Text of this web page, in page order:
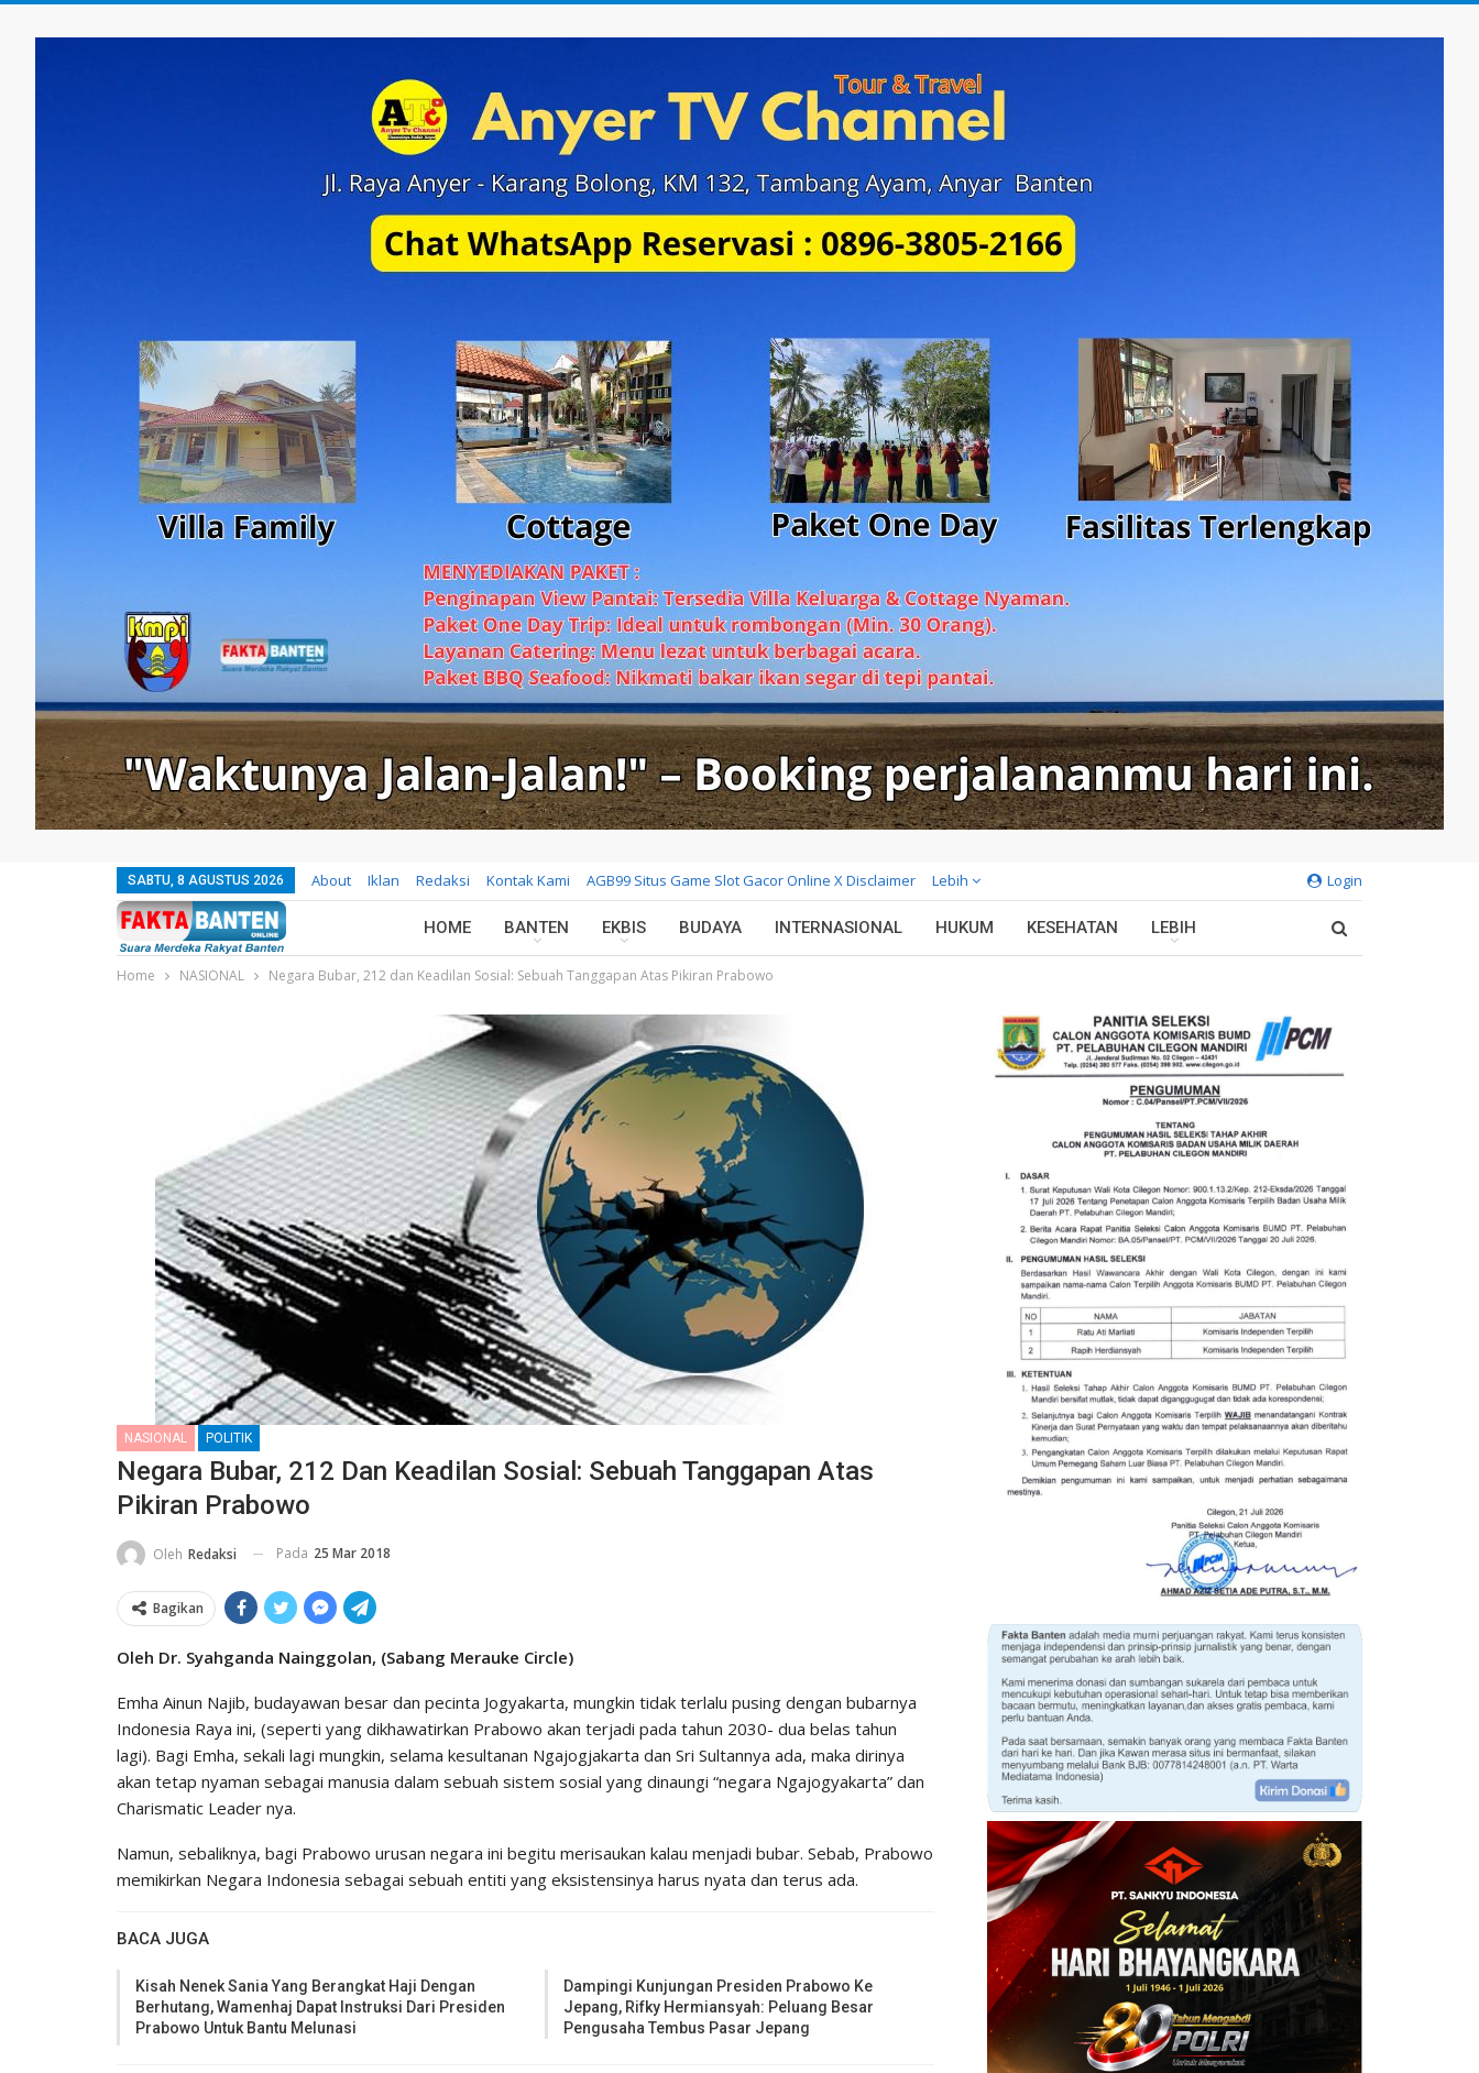
Login
SABTU, 8 AGUSTUS 2026 About Iklan Redaksi Kontak Kami AGB99 Situs Game Slot Gacor Online X Disclaimer Lebih
HOME BANTEN EKBIS BUDAYA INTERNASIONAL HUKUM KESEHATAN LEBIH
Home NASIONAL Negara Bubar, 212 dan Keadilan Sosial: Sebuah Tanggapan Atas Pikiran Prabowo
NASIONAL POLITIK
Negara Bubar, 212 Dan Keadilan Sosial: Sebuah Tanggapan Atas
Pikiran Prabowo
Oleh Redaksi Pada 25 Mar 2018
Bagikan
Oleh Dr. Syahganda Nainggolan, (Sabang Merauke Circle)
Emha Ainun Najib, budayawan besar dan pecinta Jogyakarta, mungkin tidak terlalu pusing dengan bubarnya
Indonesia Raya ini, (seperti yang dikhawatirkan Prabowo akan terjadi pada tahun 2030- dua belas tahun
lagi). Bagi Emha, sekali lagi mungkin, selama kesultanan Ngajogjakarta dan Sri Sultannya ada, maka dirinya
akan tetap nyaman sebagai manusia dalam sebuah sistem sosial yang dinaungi “negara Ngajogyakarta” dan
Charismatic Leader nya.
Namun, sebaliknya, bagi Prabowo urusan negara ini begitu merisaukan kalau menjadi bubar. Sebab, Prabowo
memikirkan Negara Indonesia sebagai sebuah entiti yang eksistensinya harus nyata dan terus ada.
BACA JUGA
Kisah Nenek Sania Yang Berangkat Haji Dengan
Berhutang, Wamenhaj Dapat Instruksi Dari Presiden
Prabowo Untuk Bantu Melunasi
Dampingi Kunjungan Presiden Prabowo Ke
Jepang, Rifky Hermiansyah: Peluang Besar
Pengusaha Tembus Pasar Jepang